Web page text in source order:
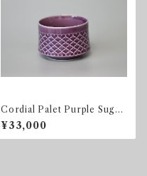
Cordial Palet Purple Sugar
Bowl
¥33,000